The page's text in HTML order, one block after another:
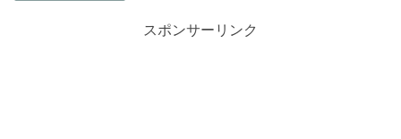
スポンサーリンク